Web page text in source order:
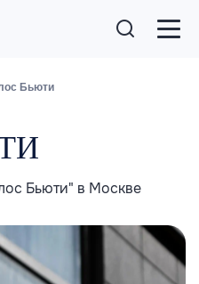
Бьюти
Бьюти" в Москве